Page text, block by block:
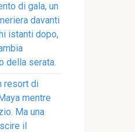
di gala, un
davanti
istanti dopo,
della serata.
resort di
mentre
Ma una
il